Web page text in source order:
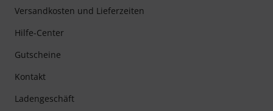
Versandkosten und Lieferzeiten
Hilfe-Center
Gutscheine
Kontakt
Ladengeschäft